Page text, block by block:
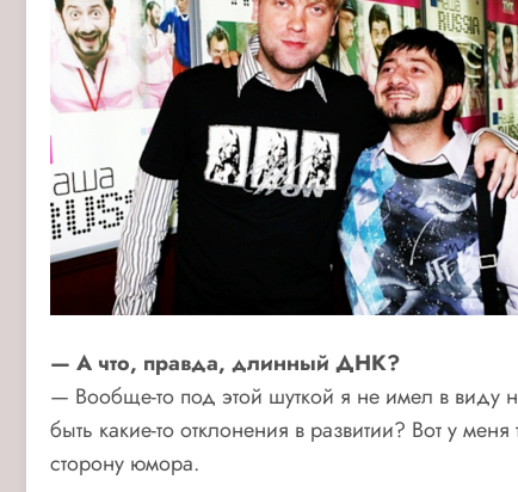
— А что, правда, длинный ДНК?
— Вообще-то под этой шуткой я не имел в виду
быть какие-то отклонения в развитии? Вот у
сторону юмора.